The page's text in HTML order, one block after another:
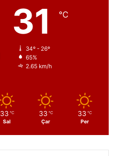
31 ℃
34º - 26º
65%
2.65 km/h
33 ℃
Sal
33 ℃
Çar
33 ℃
Per